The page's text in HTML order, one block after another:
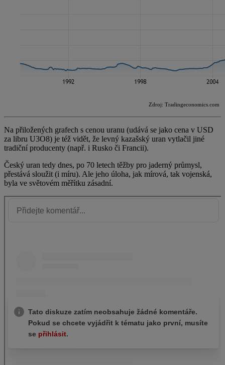
Zdroj: Tradingeconomics.com
Na přiložených grafech s cenou uranu (udává se jako cena v USD
za libru U3O8) je též vidět, že levný kazašský uran vytlačil jiné
tradiční producenty (např. i Rusko či Francii).
Český uran tedy dnes, po 70 letech těžby pro jaderný průmysl,
přestává sloužit (i míru). Ale jeho úloha, jak mírová, tak vojenská,
byla ve světovém měřítku zásadní.